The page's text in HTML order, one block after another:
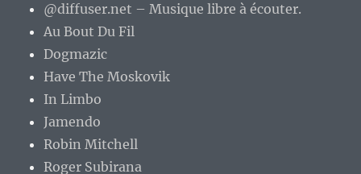
@diffuser.net – Musique libre à écouter.
Au Bout Du Fil
Dogmazic
Have The Moskovik
In Limbo
Jamendo
Robin Mitchell
Roger Subirana